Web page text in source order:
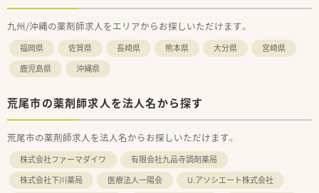
九州/沖縄の薬剤師求人をエリアからお探しいただけます。
福岡県 佐賀県 長崎県 熊本県 大分県
宮崎県
鹿児島県
沖縄県
荒尾市の薬剤師求人を法人名から探す
荒尾市の薬剤師求人を法人名からお探しいただけます。
株式会社ファーマダイワ
有限会社九品寺調剤薬局
株式会社下川薬局
医療法人一陽会
U.アソシエート株式会社